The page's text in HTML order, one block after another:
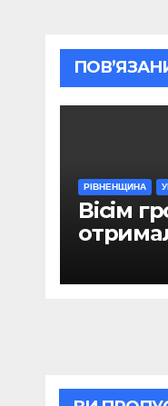
РІВНЕНЩИНА
Вісім